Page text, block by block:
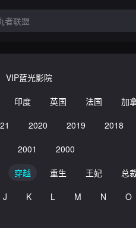
VIP蓝光影院
印度 英国 法国 加
2020 2019 2018
2001
2000
穿越 重生 王妃 总
J K L M N O